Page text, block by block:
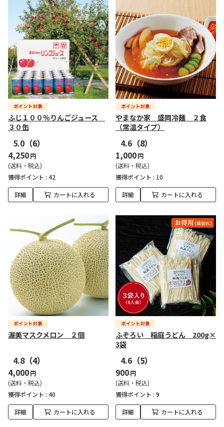
ふじ１００％りんごジュース
３０缶
5.0 （6）
4,250円
(送料・税込)
獲得ポイント : 42
詳細 カートに入れる
やまなか家 盛岡冷麺 ２食
（常温タイプ）
4.6 （8）
1,000円
(送料・税込)
獲得ポイント : 10
詳細 カートに入れる
渥美マスクメロン ２個
4.8（4）
4,000円
(送料・税込)
獲得ポイント : 40
詳細 カートに入れる
ふぞろい 稲庭うどん 200g×
3袋
4.6 （5）
900円
(送料・税込)
獲得ポイント : 9
詳細 カートに入れる